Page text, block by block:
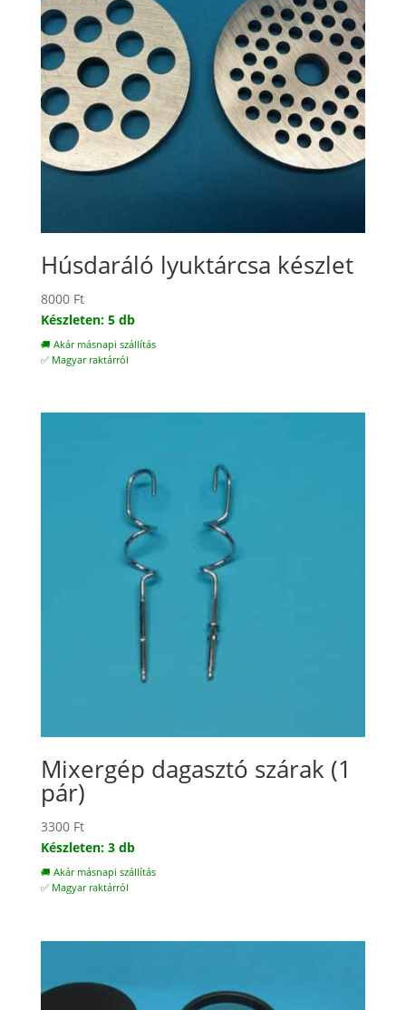
Húsdaráló lyuktárcsa készlet
8000 Ft
Készleten: 5 db
🚚 Akár másnapi szállítás
✅ Magyar raktárról
Mixergép dagasztó szárak (1
pár)
3300 Ft
Készleten: 3 db
🚚 Akár másnapi szállítás
✅ Magyar raktárról